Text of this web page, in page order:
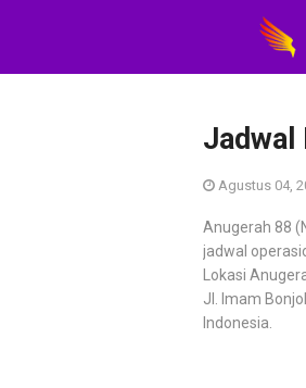
Jadwal
Agustus 04,
Anugerah 88
jadwal
Lokasi
Jl. Imam
Indonesia.